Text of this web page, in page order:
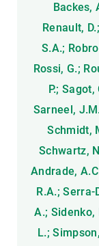
Backes,
Renault,
S.A.;
Rossi, G.;
P.;
Sarneel,
Schmidt,
Schwartz,
Andrade,
R.A.; Serra-
A.; Sidenko,
L.;